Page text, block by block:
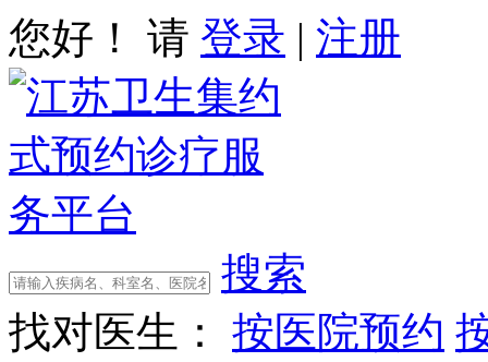
您好！ 请 登录 | 注册
搜索
找对医生：
按医院预约